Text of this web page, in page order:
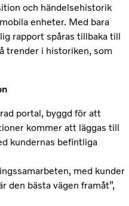
och händelsehistorik
enheter. Med bara
rapport spåras tillbaka till
trender i historiken, som
portal, byggd för att
kommer att läggas till
kundernas befintliga
med kunder
den bästa vägen framåt”,